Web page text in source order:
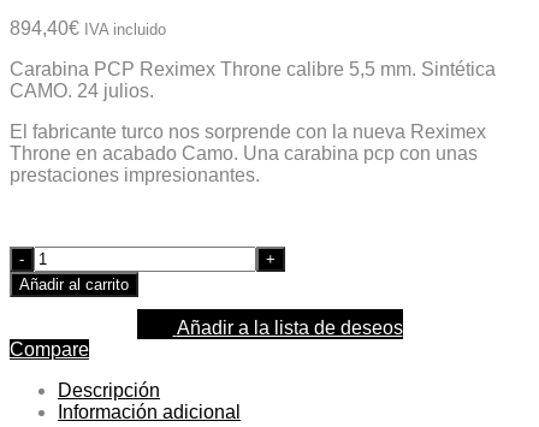
894,40€ IVA incluido
Carabina PCP Reximex Throne calibre 5,5 mm. Sintética
CAMO. 24 julios.
El fabricante turco nos sorprende con la nueva Reximex
Throne en acabado Camo. Una carabina pcp con unas
prestaciones impresionantes.
Quantity
Añadir al carrito
Añadir a la lista de deseos
Compare
Descripción
Información adicional